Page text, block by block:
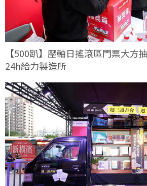
【500趴】壓軸日搖滾區門票大方
24h給力製造所